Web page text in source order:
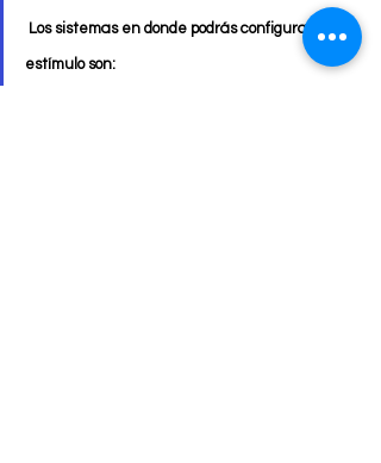
Los sistemas en donde podrás configurar este
estímulo son: